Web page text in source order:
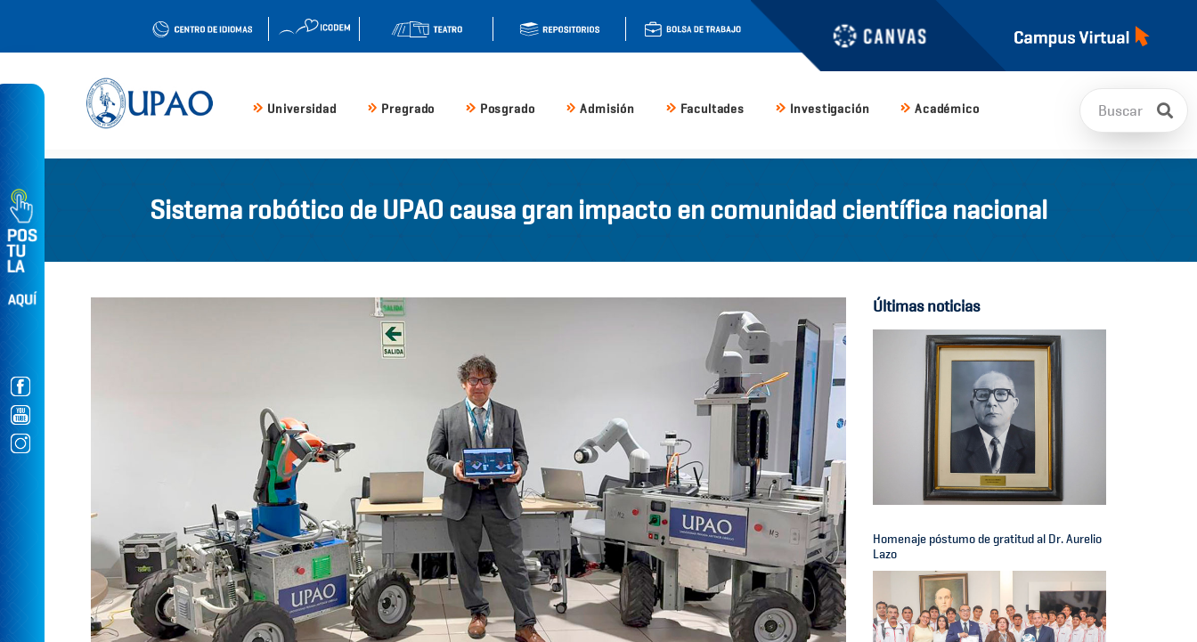
Universidad Pregrado Posgrado Admisión Facultades Investigación Académico
Sistema robótico de UPAO causa gran impacto en comunidad científica nacional
Últimas noticias
Homenaje póstumo de gratitud al Dr. Aurelio
Lazo